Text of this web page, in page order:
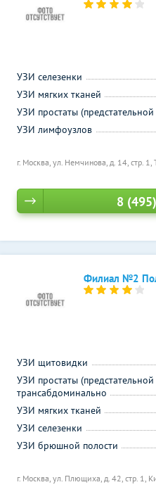
г. Москва, ул. Немчинова, д. 14, стр. 1,
УЗИ селезенки
УЗИ мягких тканей
УЗИ простаты
УЗИ лимфоузлов
8
Филиал №2
г. Москва, ул. Плющиха, д. 42, стр. 1,
УЗИ щитовидки
УЗИ простаты
трансабдоминально
УЗИ мягких тканей
УЗИ селезенки
УЗИ брюшной полости